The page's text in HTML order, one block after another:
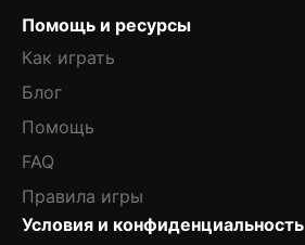
Помощь и ресурсы
Как играть
Блог
Помощь
FAQ
Правила игры
Условия и конфиденциальность